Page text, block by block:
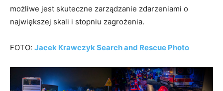
możliwe jest skuteczne zarządzanie zdarzeniami o
największej skali i stopniu zagrożenia.
FOTO: Jacek Krawczyk Search and Rescue Photo